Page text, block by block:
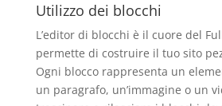
Utilizzo dei blocchi
L’editor di blocchi è il cuore del
permette di costruire il tuo sito
Ogni blocco rappresenta un
un paragrafo, un’immagine o un